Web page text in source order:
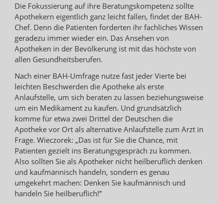
Die Fokussierung auf ihre Beratungskompetenz sollte
Apothekern eigentlich ganz leicht fallen, findet der BAH-
Chef. Denn die Patienten forderten ihr fachliches Wissen
geradezu immer wieder ein. Das Ansehen von
Apotheken in der Bevölkerung ist mit das höchste von
allen Gesundheitsberufen.
Nach einer BAH-Umfrage nutze fast jeder Vierte bei
leichten Beschwerden die Apotheke als erste
Anlaufstelle, um sich beraten zu lassen beziehungsweise
um ein Medikament zu kaufen. Und grundsätzlich
komme für etwa zwei Drittel der Deutschen die
Apotheke vor Ort als alternative Anlaufstelle zum Arzt in
Frage. Wieczorek: „Das ist für Sie die Chance, mit
Patienten gezielt ins Beratungsgespräch zu kommen.
Also sollten Sie als Apotheker nicht heilberuflich denken
und kaufmännisch handeln, sondern es genau
umgekehrt machen: Denken Sie kaufmännisch und
handeln Sie heilberuflich!”